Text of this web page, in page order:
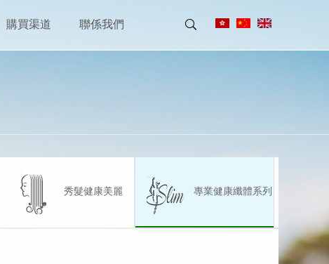
購買渠道 聯係我們
秀髮健康美麗 專業健康纖體系列